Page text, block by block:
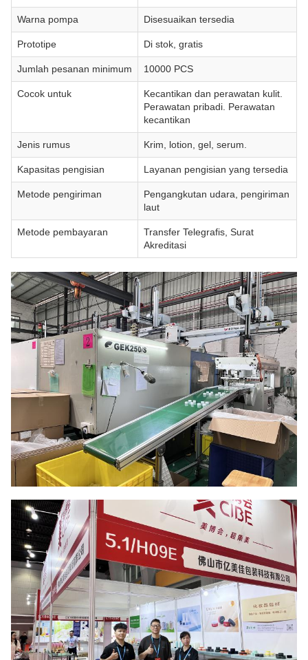
Warna pompa Disesuaikan tersedia
Prototipe Di stok, gratis
Jumlah pesanan minimum 10000 PCS
Cocok untuk
Kecantikan dan perawatan kulit.
Perawatan pribadi. Perawatan
kecantikan
Jenis rumus Krim, lotion, gel, serum.
Kapasitas pengisian Layanan pengisian yang tersedia
Metode pengiriman
Pengangkutan udara, pengiriman
laut
Metode pembayaran
Transfer Telegrafis, Surat
Akreditasi